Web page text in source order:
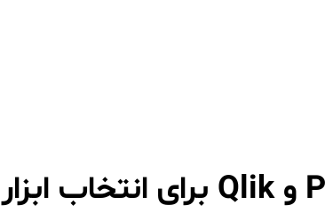
مقایسه Power BI، Tableau و Qlik برای انتخاب ابزار